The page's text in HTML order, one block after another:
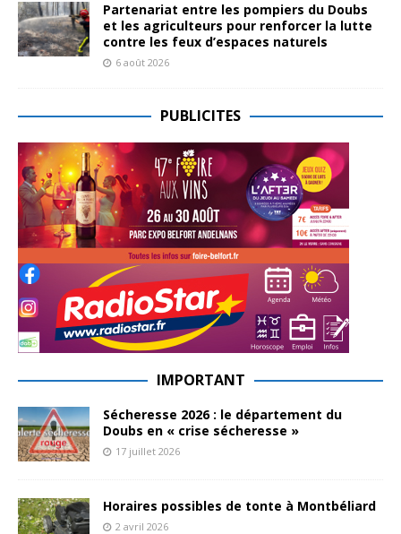
Partenariat entre les pompiers du Doubs
et les agriculteurs pour renforcer la lutte
contre les feux d’espaces naturels
6 août 2026
PUBLICITES
IMPORTANT
Sécheresse 2026 : le département du
Doubs en « crise sécheresse »
17 juillet 2026
Horaires possibles de tonte à Montbéliard
2 avril 2026